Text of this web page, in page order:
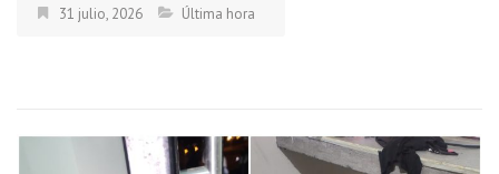
31 julio, 2026 Última hora